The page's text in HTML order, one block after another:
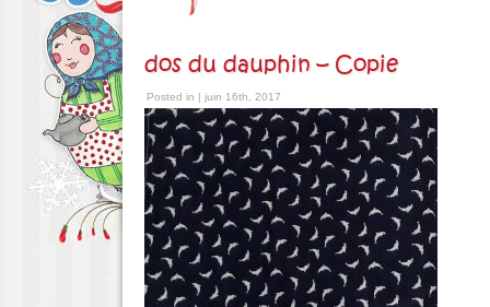
dos du dauphin – Copie
Posted in | juin 16th, 2017